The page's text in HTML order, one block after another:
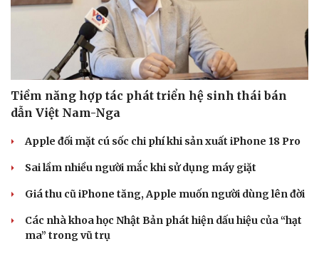
Tiềm năng hợp tác phát triển hệ sinh thái bán
dẫn Việt Nam-Nga
Apple đối mặt cú sốc chi phí khi sản xuất iPhone 18 Pro
Sai lầm nhiều người mắc khi sử dụng máy giặt
Giá thu cũ iPhone tăng, Apple muốn người dùng lên đời
Các nhà khoa học Nhật Bản phát hiện dấu hiệu của “hạt
ma” trong vũ trụ